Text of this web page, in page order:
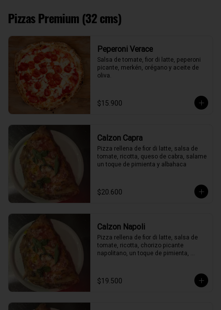
Pizzas Premium (32 cms)
Peperoni Verace
Salsa de tomate, fior di latte, peperoni
picante, merkén, orégano y aceite de
oliva.
$15.900
Calzon Capra
Pizza rellena de fior di latte, salsa de
tomate, ricotta, queso de cabra, salame
un toque de pimienta y albahaca
$20.600
Calzon Napoli
Pizza rellena de fior di latte, salsa de
tomate, ricotta, chorizo picante
napolitano, un toque de pimienta,
$19.500